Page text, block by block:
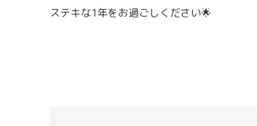
ステキな1年をお過ごしください🌟